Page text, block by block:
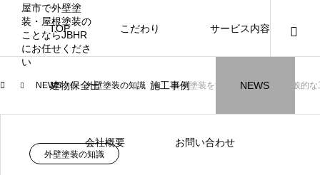
TOP こだわり サービス内容
建物保全士 施工事例 NEWS
会社概要 お問い合わせ
ニュース ブログ
NEW
NEWS 外壁塗装の知識 外壁塗装をするにあたっての一般的
外壁塗装の知識